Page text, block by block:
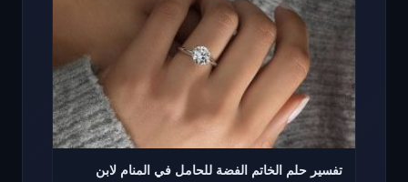
تفسير حلم الخاتم الفضة للحامل في المنام لابن